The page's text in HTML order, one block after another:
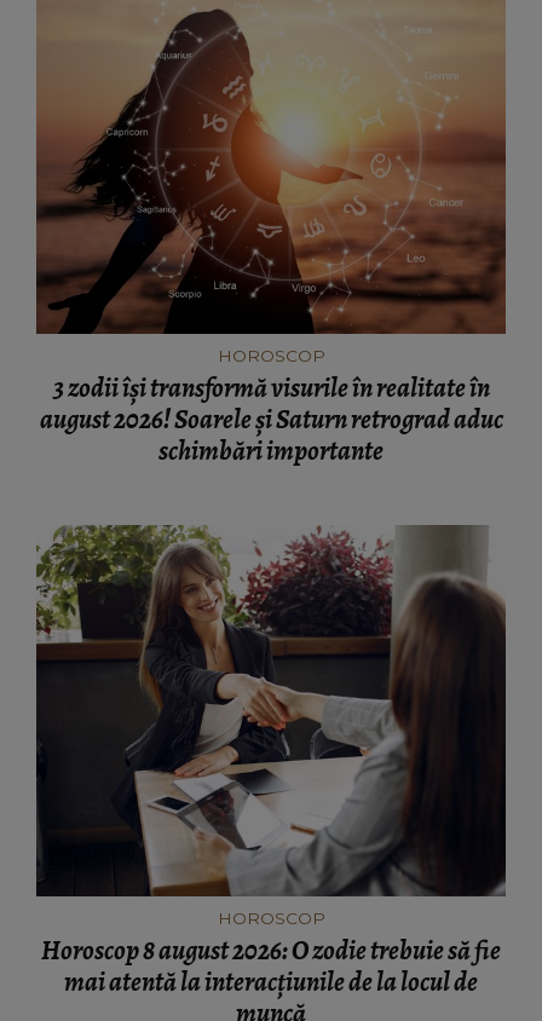
HOROSCOP
3 zodii își transformă visurile în realitate în
august 2026! Soarele și Saturn retrograd aduc
schimbări importante
HOROSCOP
Horoscop 8 august 2026: O zodie trebuie să fie
mai atentă la interacțiunile de la locul de
muncă